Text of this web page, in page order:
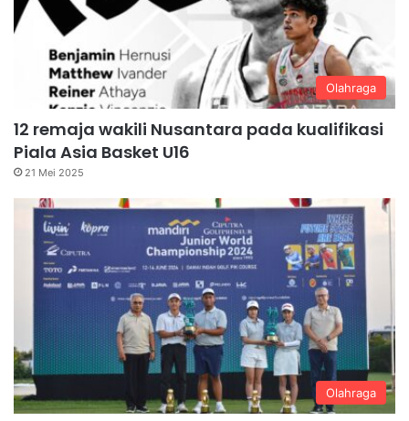
Olahraga
12 remaja wakili Nusantara pada kualifikasi
Piala Asia Basket U16
21 Mei 2025
Olahraga